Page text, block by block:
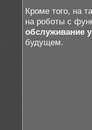
Кроме того, на
на роботы с
обслуживание
будущем.